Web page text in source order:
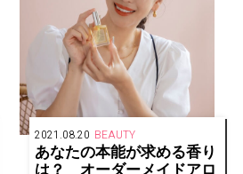
2021.08.20 BEAUTY
あなたの本能が求める香り
は？ オーダーメイドアロ